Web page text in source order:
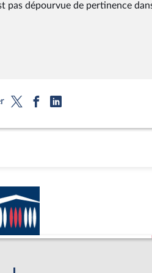
pas dépourvue de pertinence